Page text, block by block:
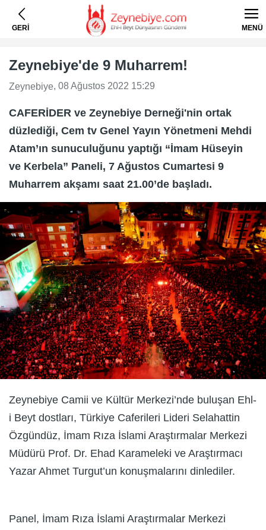
GERİ MENÜ
Zeynebiye'de 9 Muharrem!
Zeynebiye, 08 Ağustos 2022 15:29
CAFERİDER ve Zeynebiye Derneği'nin ortak
düzlediği, Cem tv Genel Yayın Yönetmeni Mehdi
Atam’ın sunuculuğunu yaptığı “İmam Hüseyin
ve Kerbela” Paneli, 7 Ağustos Cumartesi 9
Muharrem akşamı saat 21.00’de başladı.
Zeynebiye Camii ve Kültür Merkezi’nde buluşan Ehl-
i Beyt dostları, Türkiye Caferileri Lideri Selahattin
Özgündüz, İmam Rıza İslami Araştırmalar Merkezi
Müdürü Prof. Dr. Ehad Karameleki ve Araştırmacı
Yazar Ahmet Turgut’un konuşmalarını dinlediler.
Panel, İmam Rıza İslami Araştırmalar Merkezi